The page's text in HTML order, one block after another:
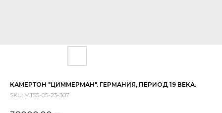
КАМЕРТОН "ЦИММЕРМАН". ГЕРМАНИЯ, ПЕРИОД 19 ВЕКА.
SKU: МТ55-05-23-307